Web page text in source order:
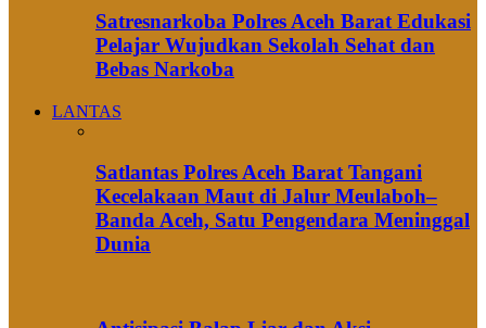
Satresnarkoba Polres Aceh Barat Edukasi
Pelajar Wujudkan Sekolah Sehat dan
Bebas Narkoba
LANTAS
Satlantas Polres Aceh Barat Tangani
Kecelakaan Maut di Jalur Meulaboh–
Banda Aceh, Satu Pengendara Meninggal
Dunia